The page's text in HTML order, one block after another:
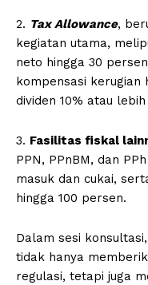
2. Tax Allowance,
kegiatan utama,
neto hingga 30
kompensasi kerugian
dividen 10% atau
3. Fasilitas fiskal
PPN, PPnBM, dan
masuk dan cukai,
hingga 100 persen.
Dalam sesi
tidak hanya
regulasi, tetapi juga